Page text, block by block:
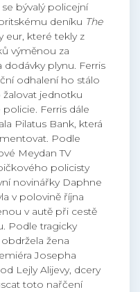
bývalý policejní
deníku The
eur, které tekly z
výměnou za
plynu. Ferris
odhalení ho stálo
jednotku
Ferris dále
Pilatus Bank, která
Podle
Meydan TV
policisty
novinářky Daphne
v polovině října
v autě při cestě
Podle tragicky
žena
Josepha
Lejly Alijevy, dcery
toto nařčení